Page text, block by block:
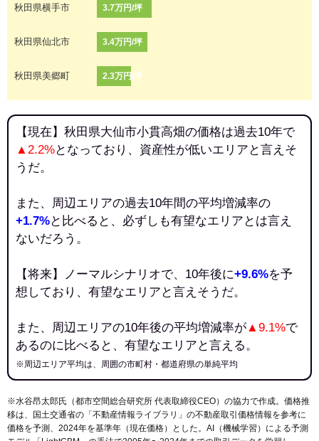
秋田県横手市 3.7万円/坪
秋田県仙北市 3.4万円/坪
秋田県美郷町 2.3万円/坪
【現在】秋田県大仙市小貫高畑の価格は過去10年で
▲2.2%となっており、資産性が低いエリアと言えそ
うだ。
また、周辺エリアの過去10年間の平均増減率の
+1.7%と比べると、必ずしも有望なエリアとは言え
ないだろう。
【将来】ノーマルシナリオで、10年後に+9.6%を予
想しており、有望なエリアと言えそうだ。
また、周辺エリアの10年後の平均増減率が▲9.1%で
あるのに比べると、有望なエリアと言える。
※周辺エリア平均は、周囲の市町村・都道府県の単純平均
※水谷昂太郎氏（都市空間総合研究所 代表取締役CEO）の協力で作成。価格推
移は、国土交通省の「 不動産情報ライブラリ 」の不動産取引価格情報を参考に
価格を予測、2024年を基準年（現在価格）とした。AI（機械学習）による予測